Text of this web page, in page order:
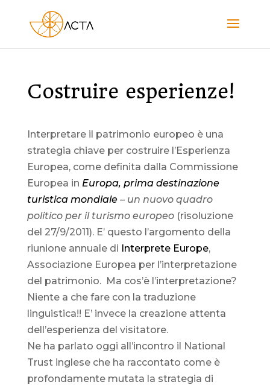
Costruire esperienze!
Interpretare il patrimonio europeo è una
strategia chiave per costruire l’Esperienza
Europea, come definita dalla Commissione
Europea in Europa, prima destinazione
turistica mondiale– un nuovo quadro
politico per il turismo europeo(risoluzione
del 27/9/2011). E’ questo l’argomento della
riunione annuale di Interprete Europe,
Associazione Europea per l’interpretazione
del patrimonio. Ma cos’è l’interpretazione?
Niente a che fare con la traduzione
linguistica!! E’ invece la creazione attenta
dell’esperienza del visitatore.
Ne ha parlato oggi all’incontro il National
Trust inglese che ha raccontato come è
profondamente mutata la strategia di